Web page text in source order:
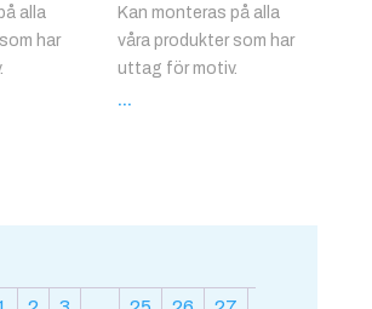
alla
har
Kan monteras på alla
våra produkter som har
uttag för motiv.
...